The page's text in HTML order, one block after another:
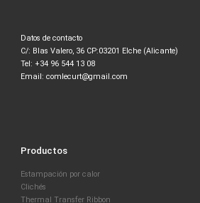
Datos de contacto
C/: Blas Valero, 36 CP:03201 Elche (Alicante)
Tel: +34 96 544 13 08
Email: comlecurt@gmail.com
Productos
Estampación por calor
Clichés
Thermal Transfer Ribbon